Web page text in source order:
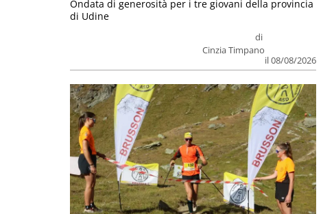
di
Cinzia Timpano
il 08/08/2026
Ondata di generosità per i tre giovani della provincia
di Udine